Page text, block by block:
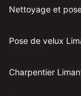
Nettoyage et
Pose de velux
Charpentier